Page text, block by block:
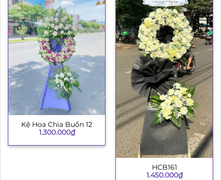
Kệ Hoa Chia Buồn 12
1.300.000₫
HCB161
1.450.000₫